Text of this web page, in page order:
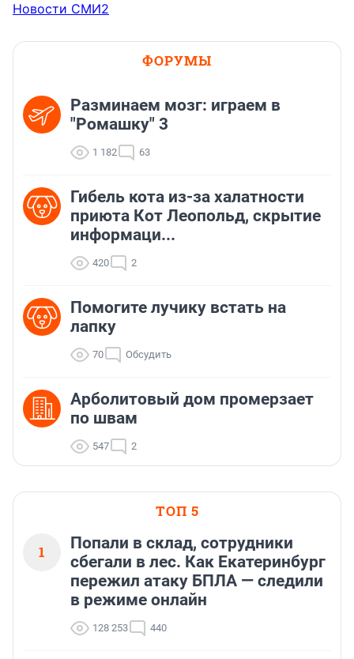
Новости СМИ2
ФОРУМЫ
Разминаем мозг: играем в
"Ромашку" 3
1 182 63
Гибель кота из-за халатности
приюта Кот Леопольд, скрытиe
информаци...
420 2
Помогите лучику встать на
лапку
70 Обсудить
Арболитовый дом промерзает
по швам
547 2
ТОП 5
1
Попали в склад, сотрудники
сбегали в лес. Как Екатеринбург
пережил атаку БПЛА — следили
в режиме онлайн
128 253 440